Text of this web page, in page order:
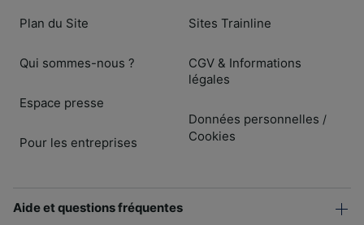
Plan du Site
Qui sommes-nous ?
Espace presse
Pour les entreprises
Sites Trainline
CGV & Informations
légales
Données personnelles /
Cookies
Aide et questions fréquentes